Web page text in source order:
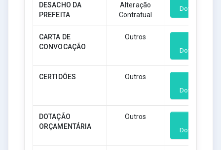
DESACHO DA
PREFEITA
Alteração
Contratual
Download
CARTA DE
CONVOCAÇÃO
Outros
Download
CERTIDÕES Outros
Download
DOTAÇÃO
ORÇAMENTÁRIA
Outros
Download